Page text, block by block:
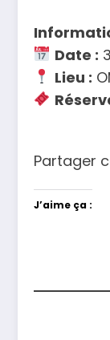
Date :
Lieu :
Partager
J’aime ça :